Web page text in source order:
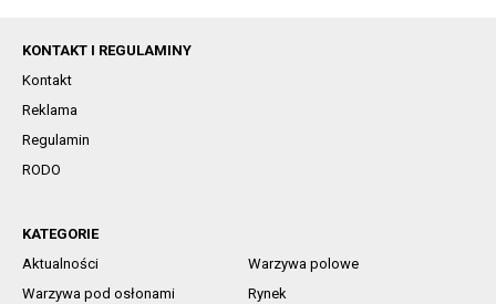
KONTAKT I REGULAMINY
Kontakt
Reklama
Regulamin
RODO
KATEGORIE
Aktualności
Warzywa polowe
Warzywa pod osłonami
Rynek